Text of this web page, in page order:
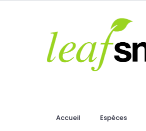
Accueil Espèces